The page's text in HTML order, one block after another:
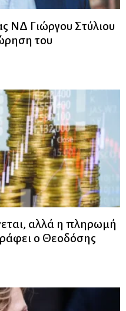
ΝΔ Γιώργου Στύλιου
του
αλλά η πληρωμή
ο Θεοδόσης